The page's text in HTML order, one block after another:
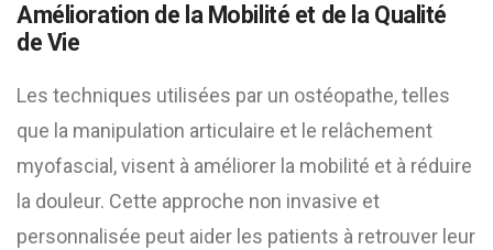
Amélioration de la Mobilité et de la Qualité
de Vie
Les techniques utilisées par un ostéopathe, telles
que la manipulation articulaire et le relâchement
myofascial, visent à améliorer la mobilité et à réduire
la douleur. Cette approche non invasive et
personnalisée peut aider les patients à retrouver leur